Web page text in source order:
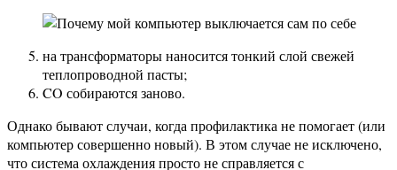
на трансформаторы наносится тонкий слой свежей
теплопроводной пасты;
CO собираются заново.
Однако бывают случаи, когда профилактика не помогает (или
компьютер совершенно новый). В этом случае не исключено,
что система охлаждения просто не справляется с